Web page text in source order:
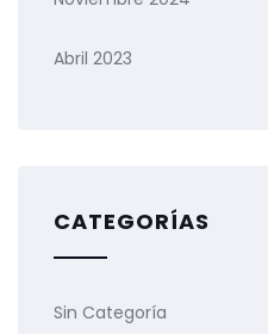
Abril 2023
CATEGORÍAS
Sin Categoría